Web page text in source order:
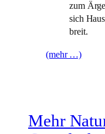
zum
sich
breit.
(mehr …)
Mehr